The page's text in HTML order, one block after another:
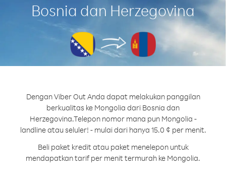
Bosnia dan Herzegovina
Dengan Viber Out Anda dapat melakukan panggilan
berkualitas ke Mongolia dari Bosnia dan
Herzegovina.Telepon nomor mana pun Mongolia -
landline atau seluler! - mulai dari hanya 15.0 ¢ per menit.
Beli paket kredit atau paket menelepon untuk
mendapatkan tarif per menit termurah ke Mongolia.